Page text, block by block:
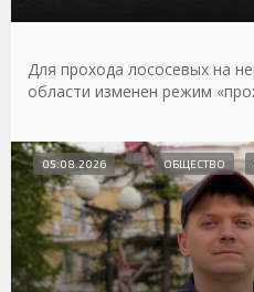
Для прохода лососевых на
области изменен режим
05.08.2026 ОБЩЕСТВО